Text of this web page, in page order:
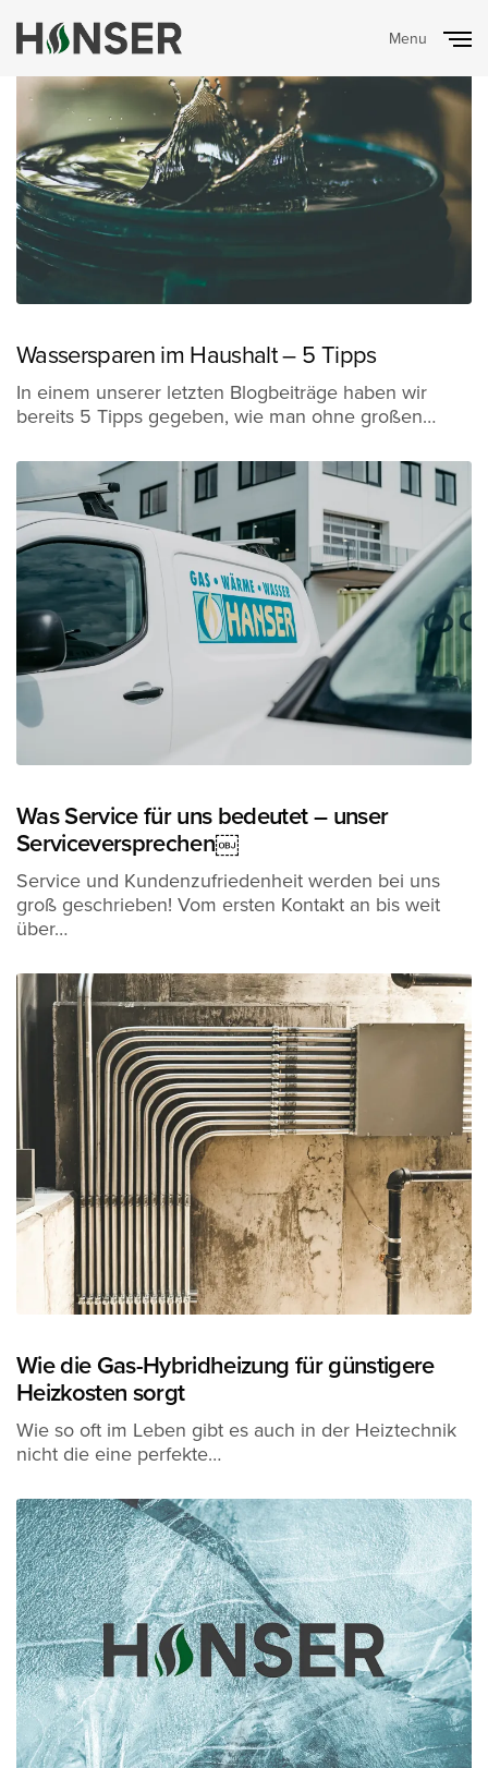
Menu
Wassersparen im Haushalt – 5 Tipps
In einem unserer letzten Blogbeiträge haben wir
bereits 5 Tipps gegeben, wie man ohne großen…
Was Service für uns bedeutet – unser
Serviceversprechen￼
Service und Kundenzufriedenheit werden bei uns
groß geschrieben! Vom ersten Kontakt an bis weit
über…
Wie die Gas-Hybridheizung für günstigere
Heizkosten sorgt
Wie so oft im Leben gibt es auch in der Heiztechnik
nicht die eine perfekte…